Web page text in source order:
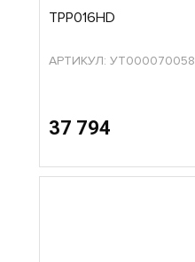
TPP016HD
АРТИКУЛ: УТ000070058
37 794